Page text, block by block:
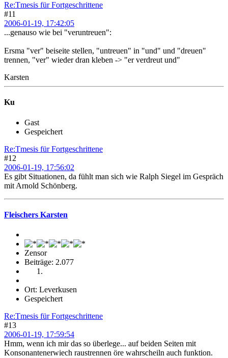
Re:Tmesis für Fortgeschrittene
#11
2006-01-19, 17:42:05
...genauso wie bei "veruntreuen":
Ersma "ver" beiseite stellen, "untreuen" in "und" und "dreuen"
trennen, "ver" wieder dran kleben -> "er verdreut und"
Karsten
Ku
Gast
Gespeichert
Re:Tmesis für Fortgeschrittene
#12
2006-01-19, 17:56:02
Es gibt Situationen, da fühlt man sich wie Ralph Siegel im Gespräch
mit Arnold Schönberg.
Fleischers Karsten
Zensor
Beiträge: 2.077
Ort: Leverkusen
Gespeichert
Re:Tmesis für Fortgeschrittene
#13
2006-01-19, 17:59:54
Hmm, wenn ich mir das so überlege... auf beiden Seiten mit
Konsonantenerwiech raustrennen öre wahrscheiln auch funktion.